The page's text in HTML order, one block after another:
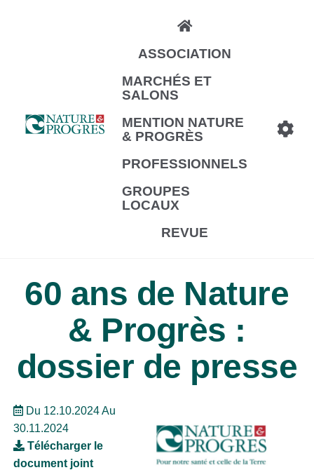
ASSOCIATION
MARCHÉS ET
SALONS
MENTION NATURE
& PROGRÈS
PROFESSIONNELS
GROUPES
LOCAUX
REVUE
60 ans de Nature
& Progrès :
dossier de presse
Du 12.10.2024 Au
30.11.2024
Télécharger le
document joint